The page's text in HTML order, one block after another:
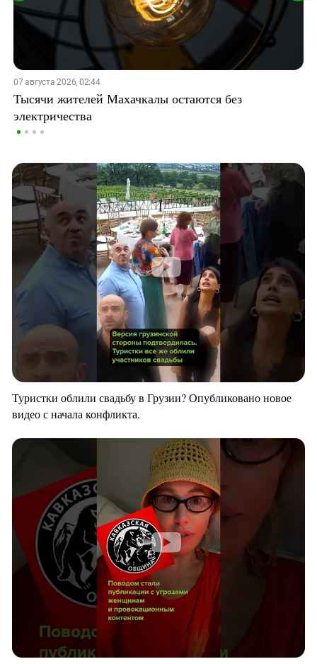
07 августа 2026, 02:44
Тысячи жителей Махачкалы остаются без
электричества
Туристки облили свадьбу в Грузии? Опубликовано новое
видео с начала конфликта.